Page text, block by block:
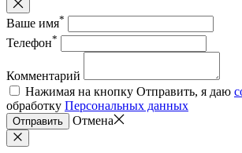
Ваше имя*
Телефон*
Комментарий
Нажимая на кнопку Отправить, я даю
обработку Персональных данных
Отправить Отмена